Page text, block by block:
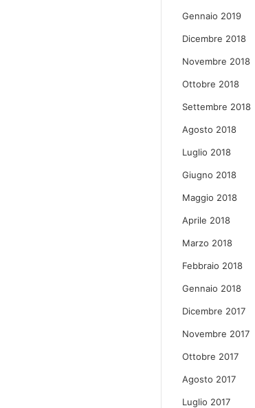
Gennaio 2019
Dicembre 2018
Novembre 2018
Ottobre 2018
Settembre 2018
Agosto 2018
Luglio 2018
Giugno 2018
Maggio 2018
Aprile 2018
Marzo 2018
Febbraio 2018
Gennaio 2018
Dicembre 2017
Novembre 2017
Ottobre 2017
Agosto 2017
Luglio 2017